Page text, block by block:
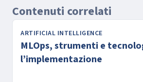
Contenuti correlati
ARTIFICIAL INTELLIGENCE
MLOps, strumenti e
l’implementazione